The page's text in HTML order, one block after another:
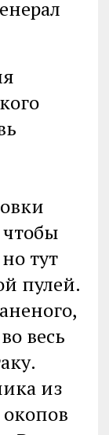
чтобы
тут
пулей.
весь
из